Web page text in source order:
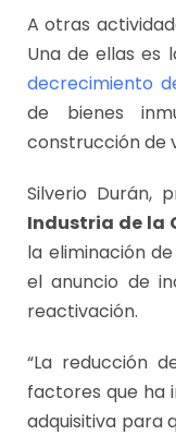
A otras
Una de ellas es
decrecimiento
de bienes
construcción de
Silverio Durán,
Industria de la
la eliminación
el anuncio de
reactivación.
“La reducción
factores que ha
adquisitiva para